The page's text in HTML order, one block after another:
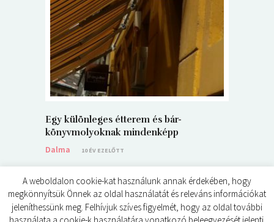
Egy különleges étterem és bár-
könyvmolyoknak mindenképp
Dalma
10 ÉV EZELŐTT
A weboldalon cookie-kat használunk annak érdekében, hogy
megkönnyítsük Önnek az oldal használatát és releváns információkat
jeleníthessünk meg. Felhívjuk szíves figyelmét, hogy az oldal további